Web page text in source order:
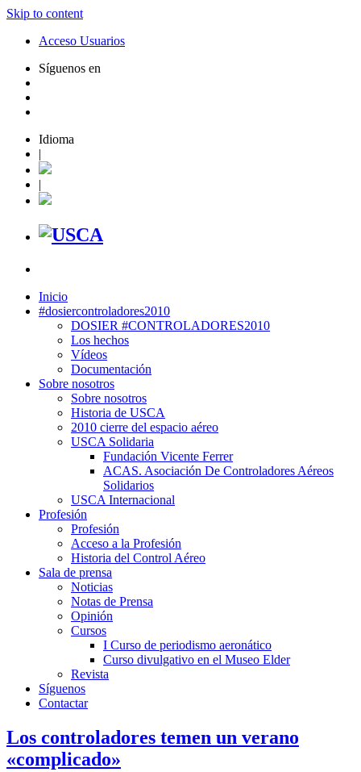
Skip to content
Acceso Usuarios
Síguenos en
Idioma
|
|
Inicio
#dosiercontroladores2010
DOSIER #CONTROLADORES2010
Los hechos
Vídeos
Documentación
Sobre nosotros
Sobre nosotros
Historia de USCA
2010 cierre del espacio aéreo
USCA Solidaria
Fundación Vicente Ferrer
ACAS. Asociación De Controladores Aéreos
Solidarios
USCA Internacional
Profesión
Profesión
Acceso a la Profesión
Historia del Control Aéreo
Sala de prensa
Noticias
Notas de Prensa
Opinión
Cursos
I Curso de periodismo aeronático
Curso divulgativo en el Museo Elder
Revista
Síguenos
Contactar
Los controladores temen un verano
«complicado»